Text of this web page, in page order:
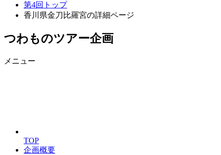
第4回トップ
香川県金刀比羅宮の詳細ページ
つわものツアー企画
メニュー
TOP
企画概要